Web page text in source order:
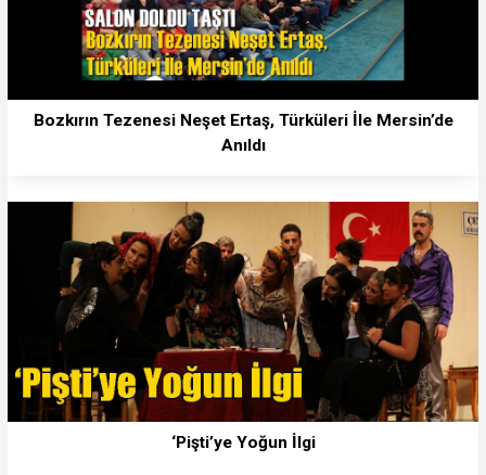
Bozkırın Tezenesi Neşet Ertaş, Türküleri İle Mersin’de
Anıldı
‘Pişti’ye Yoğun İlgi